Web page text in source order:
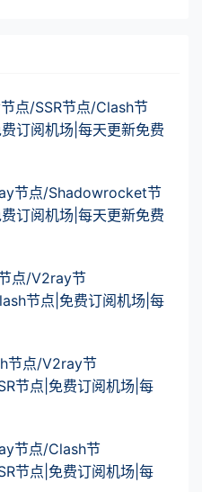
点/SSR节点/Clash节
订阅机场|每天更新免费
节点/Shadowrocket节
订阅机场|每天更新免费
点/V2ray节
节点|免费订阅机场|每
节点/V2ray节
节点|免费订阅机场|每
节点/Clash节
节点|免费订阅机场|每